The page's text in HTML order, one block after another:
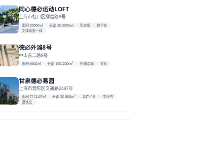
同心德必运动LOFT
上海市虹口区柳营路8号
面积 20000㎡ 分割 20-2000㎡ 历史感
数字化
文体商旅一体
德必外滩8号
中山东二路8号
面积 6602㎡ 分割 150/200m² 外滩沿岸 文化
甘泉德必易园
上海市普陀区交通路2447号
面积 7112.67㎡ 分割 50-800m² 高性价比
中环内
近轨交